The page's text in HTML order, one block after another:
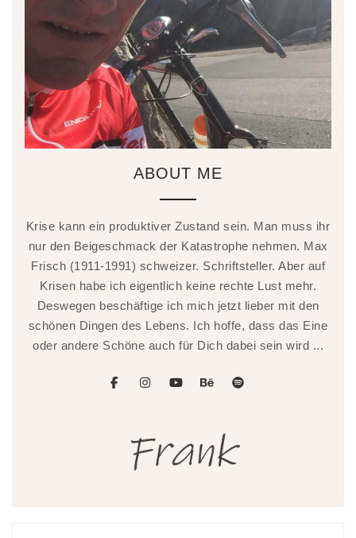
ABOUT ME
Krise kann ein produktiver Zustand sein. Man muss ihr
nur den Beigeschmack der Katastrophe nehmen. Max
Frisch (1911-1991) schweizer. Schriftsteller. Aber auf
Krisen habe ich eigentlich keine rechte Lust mehr.
Deswegen beschäftige ich mich jetzt lieber mit den
schönen Dingen des Lebens. Ich hoffe, dass das Eine
oder andere Schöne auch für Dich dabei sein wird ...